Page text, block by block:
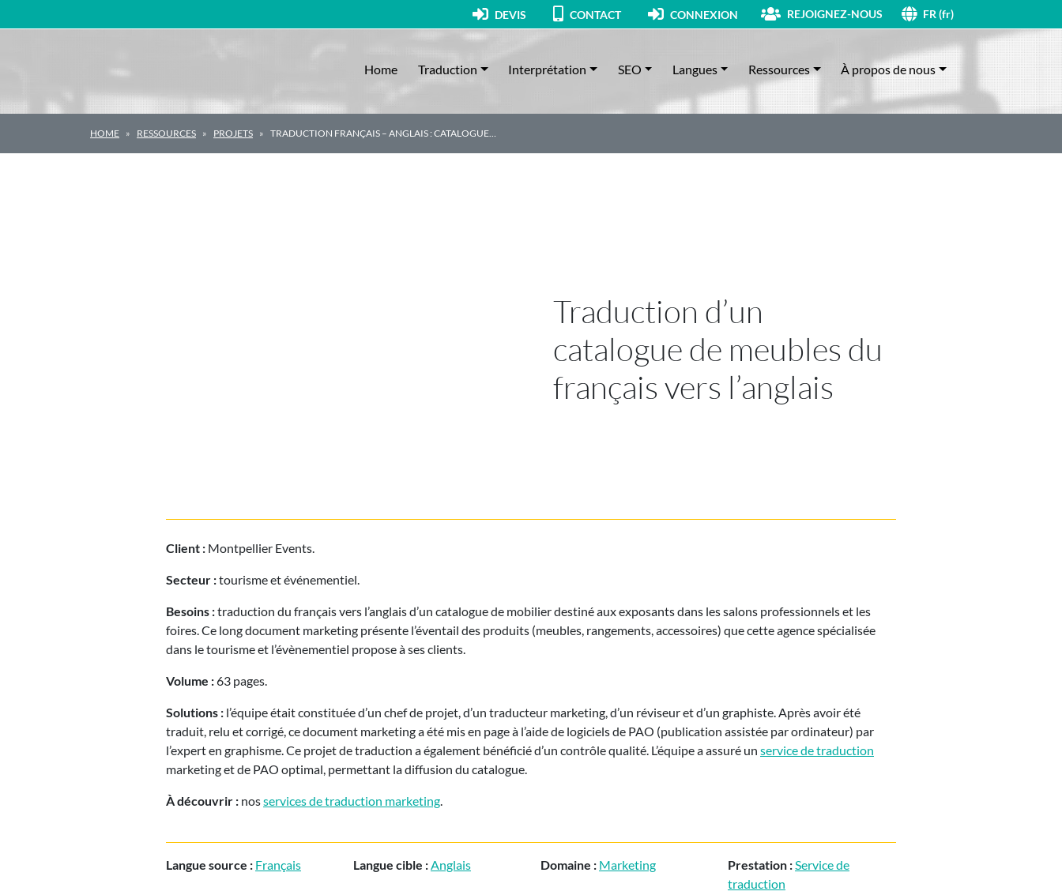
DEVIS CONTACT CONNEXION REJOIGNEZ-NOUS FR (fr)
Navigation principale Home Traduction Interprétation SEO Langues Ressources À propos de nous
HOME RESSOURCES PROJETS TRADUCTION FRANÇAIS – ANGLAIS : CATALOGUE…
Traduction d’un
catalogue de meubles du
français vers l’anglais
Client : Montpellier Events.
Secteur :tourisme et événementiel.
Besoins :traduction du français vers l’anglais d’un catalogue de mobilier destiné aux exposants dans les salons professionnels et les
foires. Ce long document marketing présente l’éventail des produits (meubles, rangements, accessoires) que cette agence spécialisée
dans le tourisme et l’évènementiel propose à ses clients.
Volume :63 pages.
Solutions : l’équipe était constituée d’un chef de projet, d’un traducteur marketing, d’un réviseur et d’un graphiste. Après avoir été
traduit, relu et corrigé, ce document marketing a été mis en page à l’aide de logiciels de PAO (publication assistée par ordinateur) par
l’expert en graphisme. Ce projet de traduction a également bénéficié d’un contrôle qualité. L’équipe a assuré un service de traduction
marketing et de PAO optimal, permettant la diffusion du catalogue.
À découvrir : nosservices de traduction marketing.
Langue source : Français Langue cible :Anglais Domaine : Marketing Prestation :Service de
traduction